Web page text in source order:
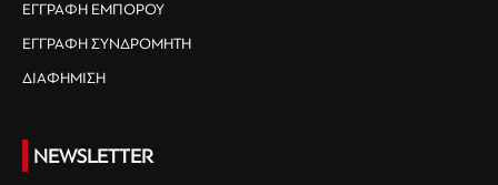
ΕΓΓΡΑΦΗ ΕΜΠΟΡΟΥ
ΕΓΓΡΑΦΗ ΣΥΝΔΡΟΜΗΤΗ
ΔΙΑΦΗΜΙΣΗ
NEWSLETTER